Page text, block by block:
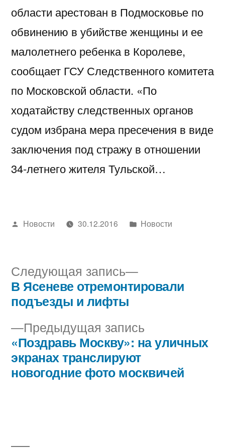
области арестован в Подмосковье по
обвинению в убийстве женщины и ее
малолетнего ребенка в Королеве,
сообщает ГСУ Следственного комитета
по Московской области. «По
ходатайству следственных органов
судом избрана мера пресечения в виде
заключения под стражу в отношении
34-летнего жителя Тульской…
Написано
Новости 30.12.2016
Написано
Новости
Навигация
записям
Предыдущая запись
запись:
«Поздравь Москву»: на уличных
экранах транслируют
новогодние фото москвичей
Следующая запись
Следующая
запись:
В Ясеневе отремонтировали
подъезды и лифты